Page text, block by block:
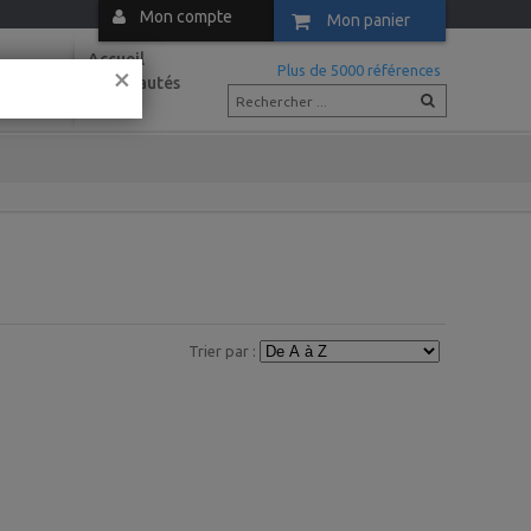
×
Mon compte Mon panier
Accueil
Nouveautés
Plus de 5000 références
Trier par :